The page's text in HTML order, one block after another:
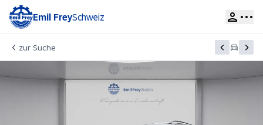
Emil FreySchweiz
zur Suche